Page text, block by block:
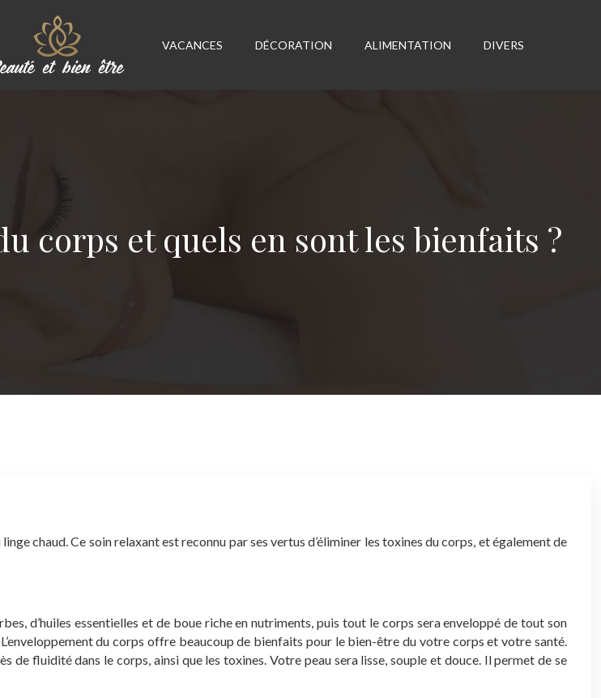
VACANCES DÉCORATION ALIMENTATION DIVERS
corps et quels en sont les bienfaits ?
chaud. Ce soin relaxant est reconnu par ses vertus d’éliminer les toxines du corps, et également de
d’huiles essentielles et de boue riche en nutriments, puis tout le corps sera enveloppé de tout son
du corps offre beaucoup de bienfaits pour le bien-être du votre corps et votre santé.
de fluidité dans le corps, ainsi que les toxines. Votre peau sera lisse, souple et douce. Il permet de se